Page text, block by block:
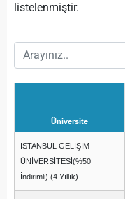
listelenmiştir.
Üniversite
İSTANBUL GELİŞİM
ÜNİVERSİTESİ(%50
İndirimli) (4 Yıllık)